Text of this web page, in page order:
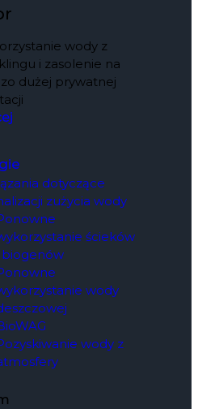
wody z
i zasolenie na
dużej prywatnej
dotyczące
zużycia wody
ścieków
biogenów
wody
wody z